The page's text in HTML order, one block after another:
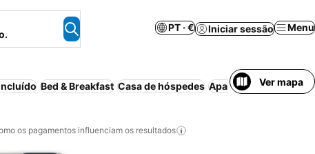
PT · € Iniciar sessão Menu
Bed & Breakfast Casa de hóspedes Aparthotel Casa/
Ver mapa
os pagamentos influenciam os resultados